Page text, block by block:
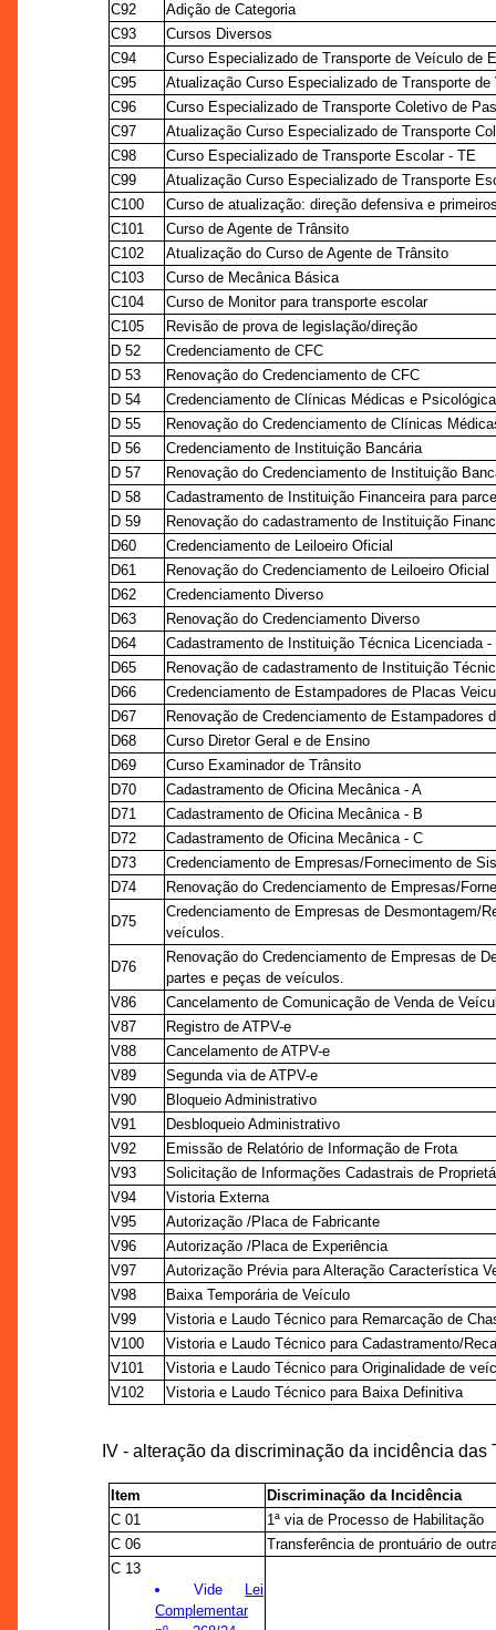
C92
Adição de Categoria
C93
Cursos Diversos
C94
Curso Especializado de Transporte de Veículo de
C95
Atualização Curso Especializado de Transporte
C96
Curso Especializado de Transporte Coletivo de
C97
Atualização Curso Especializado de Transporte
C98
Curso Especializado de Transporte Escolar - TE
C99
Atualização Curso Especializado de Transporte
C100
Curso de atualização: direção defensiva e
C101
Curso de Agente de Trânsito
C102
Atualização do Curso de Agente de Trânsito
C103
Curso de Mecânica Básica
C104
Curso de Monitor para transporte escolar
C105
Revisão de prova de legislação/direção
D 52
Credenciamento de CFC
D 53
Renovação do Credenciamento de CFC
D 54
Credenciamento de Clínicas Médicas e
D 55
Renovação do Credenciamento de Clínicas
D 56
Credenciamento de Instituição Bancária
D 57
Renovação do Credenciamento de Instituição
D 58
Cadastramento de Instituição Financeira para
D 59
Renovação do cadastramento de Instituição
D60
Credenciamento de Leiloeiro Oficial
D61
Renovação do Credenciamento de Leiloeiro Oficial
D62
Credenciamento Diverso
D63
Renovação do Credenciamento Diverso
D64
Cadastramento de Instituição Técnica Licenciada -
D65
Renovação de cadastramento de Instituição
D66
Credenciamento de Estampadores de Placas
D67
Renovação de Credenciamento de Estampadores
D68
Curso Diretor Geral e de Ensino
D69
Curso Examinador de Trânsito
D70
Cadastramento de Oficina Mecânica - A
D71
Cadastramento de Oficina Mecânica - B
D72
Cadastramento de Oficina Mecânica - C
D73
Credenciamento de Empresas/Fornecimento de
D74
Renovação do Credenciamento de Empresas/
D75
Credenciamento de Empresas de Desmontagem/
veículos.
D76
Renovação do Credenciamento de Empresas de
partes e peças de veículos.
V86
Cancelamento de Comunicação de Venda de
V87
Registro de ATPV-e
V88
Cancelamento de ATPV-e
V89
Segunda via de ATPV-e
V90
Bloqueio Administrativo
V91
Desbloqueio Administrativo
V92
Emissão de Relatório de Informação de Frota
V93
Solicitação de Informações Cadastrais de
V94
Vistoria Externa
V95
Autorização /Placa de Fabricante
V96
Autorização /Placa de Experiência
V97
Autorização Prévia para Alteração Característica
V98
Baixa Temporária de Veículo
V99
Vistoria e Laudo Técnico para Remarcação de
V100
Vistoria e Laudo Técnico para Cadastramento/
V101
Vistoria e Laudo Técnico para Originalidade de
V102
Vistoria e Laudo Técnico para Baixa Definitiva
IV - alteração da discriminação da incidência
Item
Discriminação da Incidência
C 01
1ª via de Processo de Habilitação
C 06
Transferência de prontuário de
C 13
Vide
Lei
Complementar